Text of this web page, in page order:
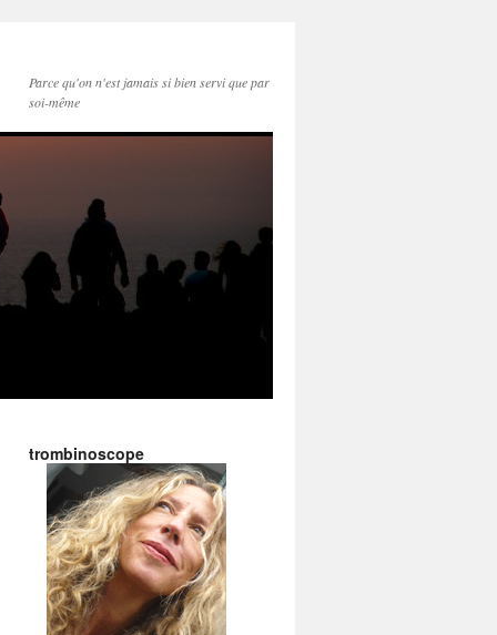
Parce qu'on n'est jamais si bien servi que par
soi-même
trombinoscope